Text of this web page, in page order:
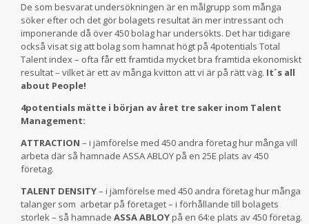
De som besvarat undersökningen är en målgrupp som många
söker efter och det gör bolagets resultat än mer intressant och
imponerande då över 450 bolag har undersökts. Det har tidigare
också visat sig att bolag som hamnat högt på 4potentials Total
Talent index – ofta får ett framtida mycket bra framtida ekonomiskt
resultat – vilket är ett av många kvitton att vi är på rätt väg. It´s all
about People!
4potentials mätte i början av året tre saker inom Talent
Management:
ATTRACTION – i jämförelse med 450 andra företag hur många vill
arbeta där så hamnade ASSA ABLOY på en 25E plats av 450
företag.
TALENT DENSITY– i jämförelse med 450 andra företag hur många
talanger som arbetar på företaget – i förhållande till bolagets
storlek – så hamnade ASSA ABLOY på en 64:e plats av 450 företag.